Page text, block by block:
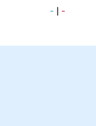
- | -